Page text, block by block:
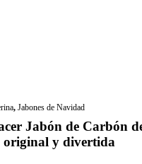
, Jabones de Navidad
Jabón de Carbón
original y divertida